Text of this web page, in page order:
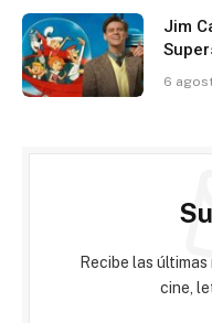
Jim
6
Recibe las últimas
cine,